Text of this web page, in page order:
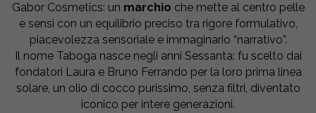
Gabor Cosmetics: un marchio che mette al centro pelle
e sensi con un equilibrio preciso tra rigore formulativo,
piacevolezza sensoriale e immaginario “narrativo”.
Il nome Taboga nasce negli anni Sessanta: fu scelto dai
fondatori Laura e Bruno Ferrando per la loro prima linea
solare, un olio di cocco purissimo, senza filtri, diventato
iconico per intere generazioni.